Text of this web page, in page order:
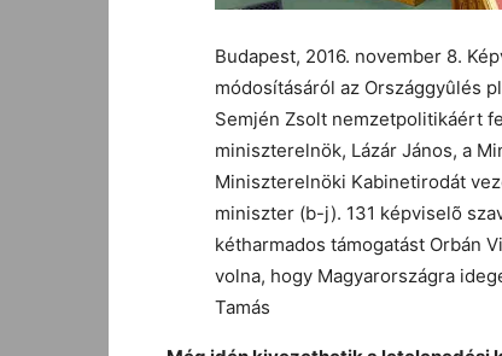
Budapest, 2016. november 8.
módosításáról az Országgyûlés
Semjén Zsolt nemzetpolitikáért
miniszterelnök, Lázár János, a
Miniszterelnöki Kabinetirodát
miniszter (b-j). 131 képviselõ
kétharmados támogatást Orbán
volna, hogy Magyarországra
Tamás